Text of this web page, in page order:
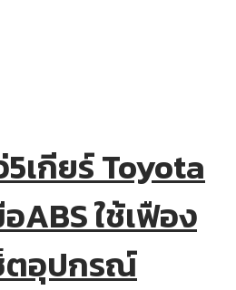
เกียร์ Toyota
ABS ใช้เฟือง
ตอุปกรณ์